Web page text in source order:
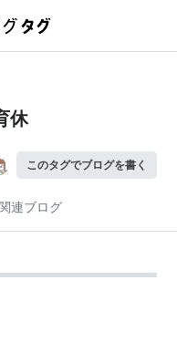
休
このタグでブログを書く
連ブログ